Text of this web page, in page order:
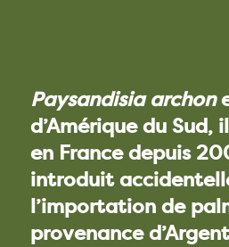
Paysandisia archon
d’Amérique du Sud,
en France depuis
introduit
l’importation de
provenance